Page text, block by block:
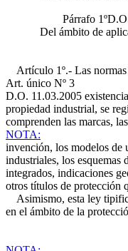
Párrafo 1º
Del ámbito de
Artículo 1º.- Las normas
Art. único Nº 3
D.O. 11.03.2005
propiedad industrial, se
comprenden las marcas,
NOTA:
invención, los modelos de
industriales, los esquemas
integrados, indicaciones
otros títulos de protección
Asimismo, esta ley
en el ámbito de la